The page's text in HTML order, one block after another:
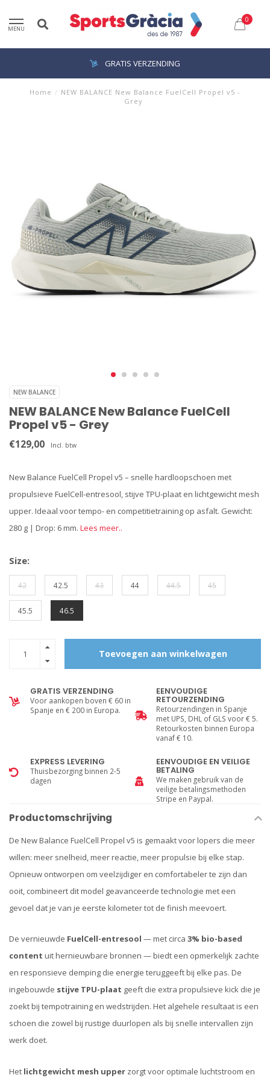
MENU
0
GRATIS VERZENDING
Home / NEW BALANCE New Balance FuelCell Propel v5 -
Grey
NEW BALANCE
NEW BALANCE New Balance FuelCell
Propel v5 - Grey
€129,00 Incl. btw
New Balance FuelCell Propel v5 – snelle hardloopschoen met
propulsieve FuelCell-entresool, stijve TPU-plaat en lichtgewicht mesh
upper. Ideaal voor tempo- en competitietraining op asfalt. Gewicht:
280 g | Drop: 6 mm. Lees meer..
Size:
42 42.5 43 44 44.5 45
45.5 46.5
Toevoegen aan winkelwagen
GRATIS VERZENDING
Voor aankopen boven € 60 in
Spanje en € 200 in Europa.
EENVOUDIGE
RETOURZENDING
Retourzendingen in Spanje
met UPS, DHL of GLS voor € 5.
Retourkosten binnen Europa
vanaf € 10.
EXPRESS LEVERING
Thuisbezorging binnen 2-5
dagen
EENVOUDIGE EN VEILIGE
BETALING
We maken gebruik van de
veilige betalingsmethoden
Stripe en Paypal.
Productomschrijving
De New Balance FuelCell Propel v5 is gemaakt voor lopers die meer
willen: meer snelheid, meer reactie, meer propulsie bij elke stap.
Opnieuw ontworpen om veelzijdiger en comfortabeler te zijn dan
ooit, combineert dit model geavanceerde technologie met een
gevoel dat je van je eerste kilometer tot de finish meevoert.
De vernieuwde FuelCell-entresool — met circa 3% bio-based
content uit hernieuwbare bronnen — biedt een opmerkelijk zachte
en responsieve demping die energie teruggeeft bij elke pas. De
ingebouwde stijve TPU-plaat geeft die extra propulsieve kick die je
zoekt bij tempotraining en wedstrijden. Het algehele resultaat is een
schoen die zowel bij rustige duurlopen als bij snelle intervallen zijn
werk doet.
Het lichtgewicht mesh upper zorgt voor optimale luchtstroom en